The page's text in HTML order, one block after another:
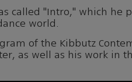
called "Intro," which he
world.
of the Kibbutz
as well as his work in